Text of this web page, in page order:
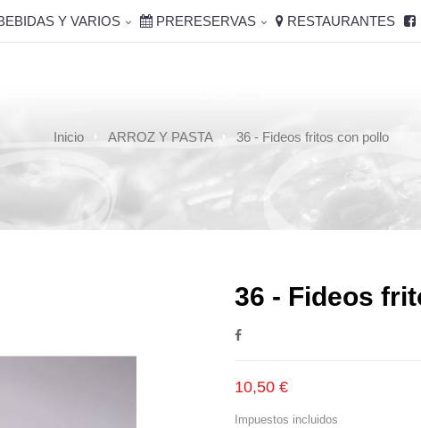
Y VARIOS PRERESERVAS RESTAURANTES
Inicio ARROZ Y PASTA 36 - Fideos fritos con pollo
36 - Fideos
10,50 €
Impuestos incluidos